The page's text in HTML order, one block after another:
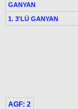
GANYAN
1. 3'LÜ GANYAN
AGF: 2